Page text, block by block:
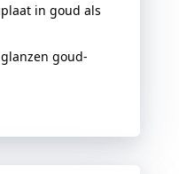
in goud als
goud-